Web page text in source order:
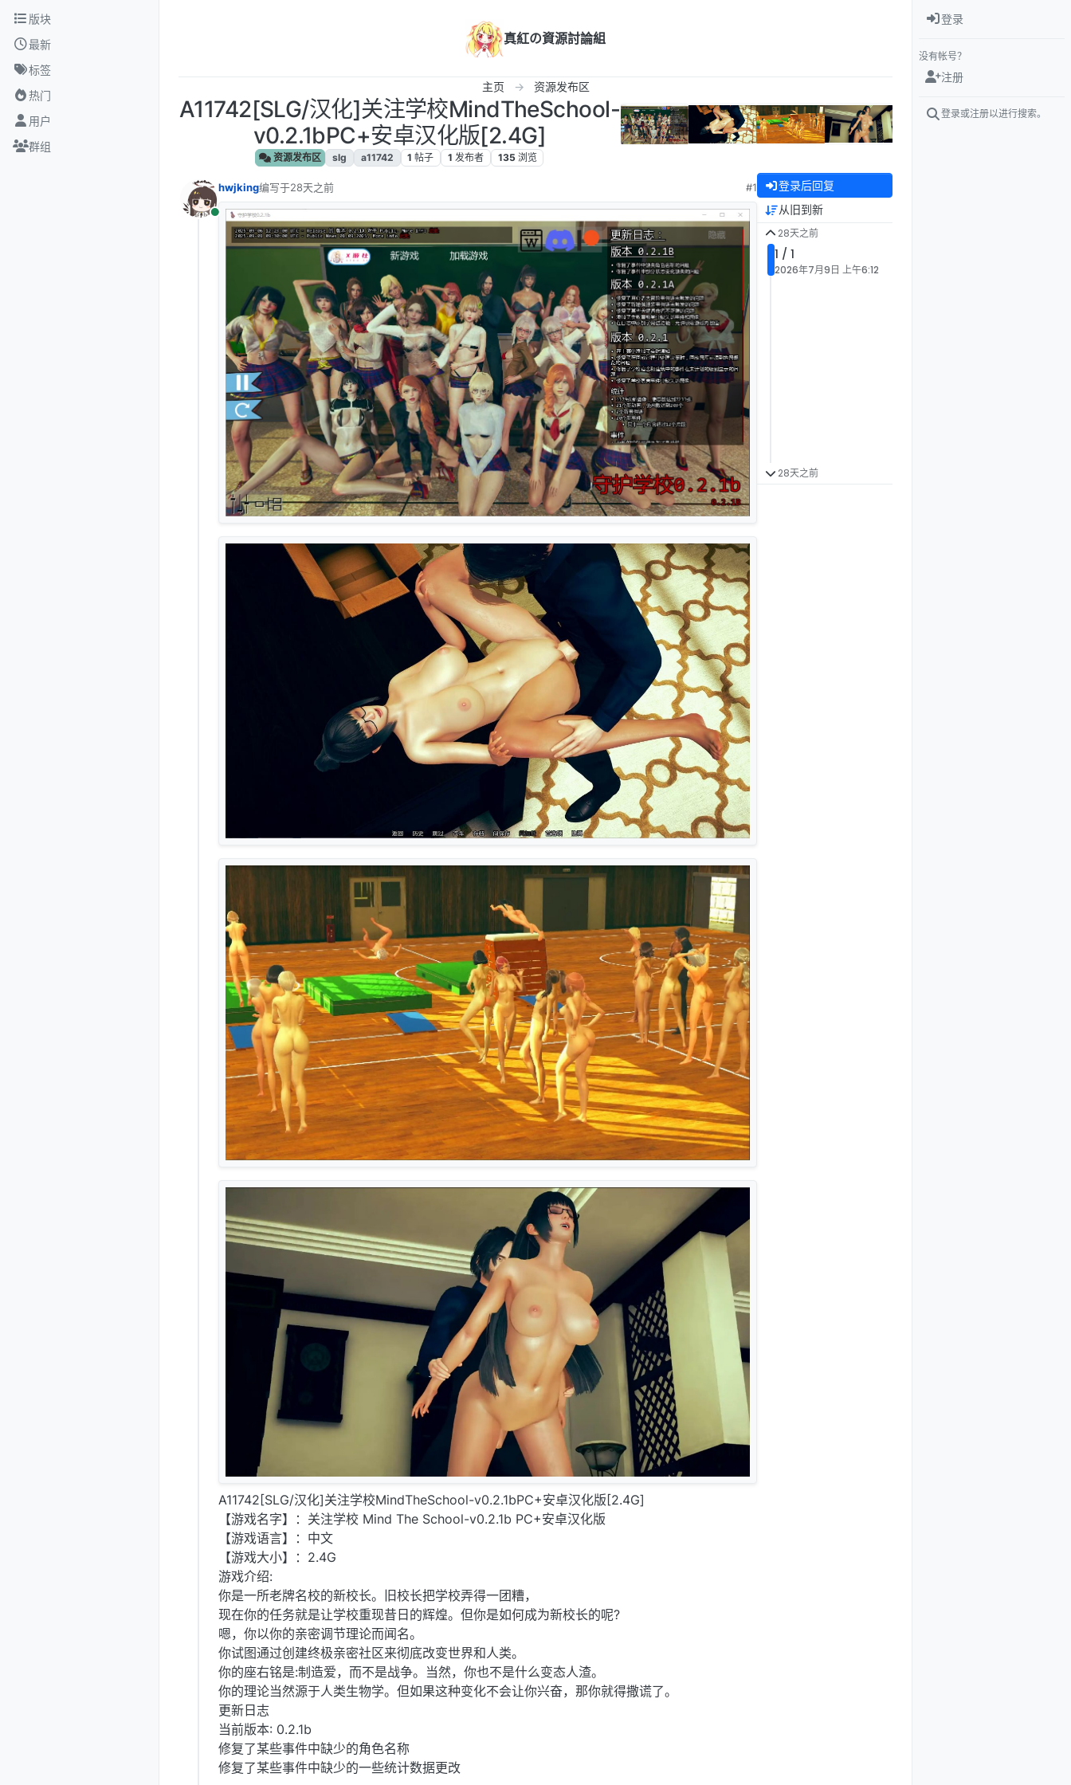
跳转至内容
版块
最新
标签
热门
用户
群组
真紅の資源討論組
主页 资源发布区
A11742[SLG/汉化]关注学校MindTheSchool-
v0.2.1bPC+安卓汉化版[2.4G]
资源发布区 slg a11742 1 帖子 1 发布者 135 浏览
在线
hwjking编写于28天之前
最后由 编辑
#1
A11742[SLG/汉化]关注学校MindTheSchool-v0.2.1bPC+安卓汉化版[2.4G]
【游戏名字】：关注学校 Mind The School-v0.2.1b PC+安卓汉化版
【游戏语言】：中文
【游戏大小】：2.4G
游戏介绍:
你是一所老牌名校的新校长。旧校长把学校弄得一团糟，
现在你的任务就是让学校重现昔日的辉煌。但你是如何成为新校长的呢?
嗯，你以你的亲密调节理论而闻名。
你试图通过创建终极亲密社区来彻底改变世界和人类。
你的座右铭是:制造爱，而不是战争。当然，你也不是什么变态人渣。
你的理论当然源于人类生物学。但如果这种变化不会让你兴奋，那你就得撒谎了。
更新日志
当前版本: 0.2.1b
修复了某些事件中缺少的角色名称
修复了某些事件中缺少的一些统计数据更改
登录后回复
从旧到新
28天之前
1 / 1
2026年7月9日 上午6:12
28天之前
登录
没有帐号？
注册
登录或注册以进行搜索。